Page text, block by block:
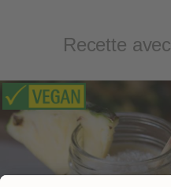
Recette avec